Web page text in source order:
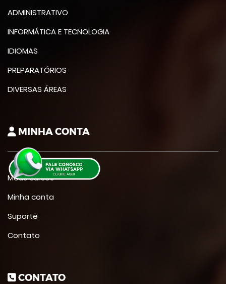
ADMINISTRATIVO
INFORMÁTICA E TECNOLOGIA
IDIOMAS
PREPARATÓRIOS
DIVERSAS ÁREAS
MINHA CONTA
Meus cursos
Minha conta
Suporte
Contato
CONTATO